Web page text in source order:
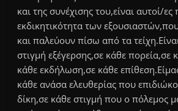
και της συνέχισης του,είναι αυτοί/
εκδικητικότητα των
και παλεύουν πίσω από τα
στιγμή εξέγερσης,σε κάθε πορεία,σε
κάθε εκδήλωση,σε κάθε
κάθε ανάσα ελευθερίας που
δίκη,σε κάθε στιγμή που ο πόλεμος